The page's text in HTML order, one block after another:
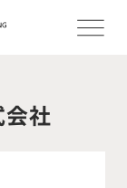
会社